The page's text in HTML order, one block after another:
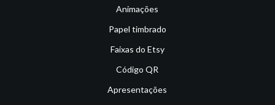
Animações
Papel timbrado
Faixas do Etsy
Código QR
Apresentações